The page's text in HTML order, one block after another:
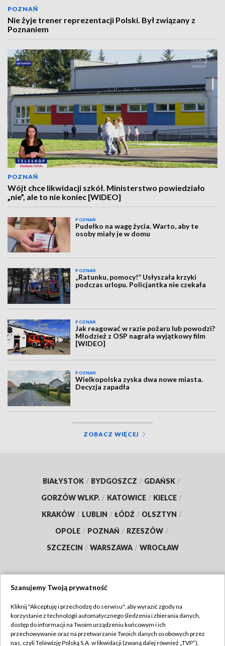
POZNAŃ
Nie żyje trener reprezentacji Polski. Był związany z
Poznaniem
POZNAŃ
Wójt chce likwidacji szkół. Ministerstwo powiedziało
„nie”, ale to nie koniec [WIDEO]
POZNAŃ
Pudełko na wagę życia. Warto, aby te
osoby miały je w domu
POZNAŃ
„Ratunku, pomocy!” Usłyszała krzyki
podczas urlopu. Policjantka nie czekała
POZNAŃ
Jak reagować w razie pożaru lub powodzi?
Młodzież z OSP nagrała wyjątkowy film
[WIDEO]
POZNAŃ
Wielkopolska zyska dwa nowe miasta.
Decyzja zapadła
ZOBACZ WIĘCEJ
BIAŁYSTOK / BYDGOSZCZ / GDAŃSK /
GORZÓW WLKP. / KATOWICE / KIELCE /
KRAKÓW / LUBLIN / ŁÓDŹ / OLSZTYN /
OPOLE / POZNAŃ / RZESZÓW /
SZCZECIN / WARSZAWA / WROCŁAW
TVP
Abonament TVP
Regulamin TVP
Szanujemy Twoją prywatność
Kliknij "Akceptuję i przechodzę do serwisu", aby wyrazić zgody na
korzystanie z technologii automatycznego śledzenia i zbierania danych,
dostęp do informacji na Twoim urządzeniu końcowym i ich
przechowywanie oraz na przetwarzanie Twoich danych osobowych przez
nas, czyli Telewizję Polską S.A. w likwidacji (zwaną dalej również „TVP”),